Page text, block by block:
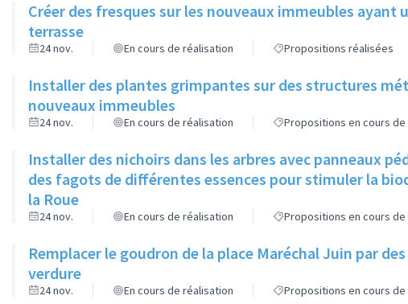
Créer des fresques sur les nouveaux immeubles ayant
terrasse
24 nov. En cours de réalisation Propositions réalisées
Installer des plantes grimpantes sur des structures
nouveaux immeubles
24 nov. En cours de réalisation Propositions en cours
Installer des nichoirs dans les arbres avec panneaux
des fagots de différentes essences pour stimuler la
la Roue
24 nov. En cours de réalisation Propositions en cours
Remplacer le goudron de la place Maréchal Juin par
verdure
24 nov. En cours de réalisation Propositions en cours